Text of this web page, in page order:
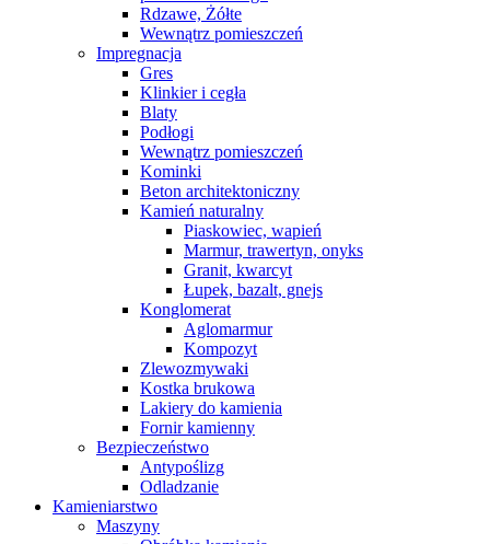
Rdzawe, Żółte
Wewnątrz pomieszczeń
Impregnacja
Gres
Klinkier i cegła
Blaty
Podłogi
Wewnątrz pomieszczeń
Kominki
Beton architektoniczny
Kamień naturalny
Piaskowiec, wapień
Marmur, trawertyn, onyks
Granit, kwarcyt
Łupek, bazalt, gnejs
Konglomerat
Aglomarmur
Kompozyt
Zlewozmywaki
Kostka brukowa
Lakiery do kamienia
Fornir kamienny
Bezpieczeństwo
Antypoślizg
Odladzanie
Kamieniarstwo
Maszyny